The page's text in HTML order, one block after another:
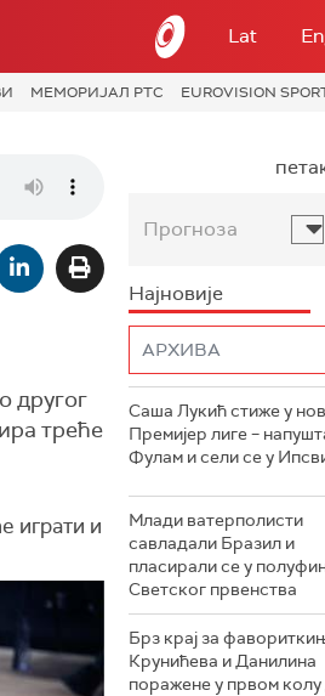
Lat
МЕМОРИЈАЛ РТС EUROVISION
другог
треће
играти и
Прогноза
Најновије
Саша Лукић стиже у
Премијер лиге –
Фулам и сели се у
Млади ватерполисти
савладали Бразил и
пласирали се у
Светског првенства
Брз крај за
Крунићева и Данилина
поражене у првом колу